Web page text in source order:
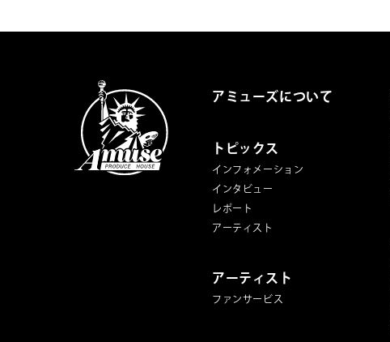
アミューズについて
トピックス
インフォメーション
インタビュー
レポート
アーティスト
アーティスト
ファンサービス